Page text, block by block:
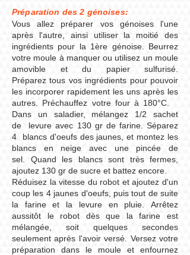
Préparation des 2 génoises:
Vous allez préparer vos génoises l'une
après l'autre, ainsi utiliser la moitié des
ingrédients pour la 1ère génoise. Beurrez
votre moule à manquer ou utilisez un moule
amovible et du papier sulfurisé.
Préparez tous vos ingrédients pour pouvoir
les incorporer rapidement les uns après les
autres. Préchauffez votre four à 180°C. ​
Dans un saladier, mélangez 1/2 sachet
de levure avec 130 gr de farine.​ Séparez
4 blancs d'oeufs des jaunes, et montez les
blancs en neige avec une pincée de
sel. Quand les blancs sont très fermes,
ajoutez 130 gr de sucre et battez encore.​
Réduisez la vitesse du robot et ajoutez d'un
coup les 4 jaunes d'oeufs, puis tout de suite
la farine et la levure en pluie. Arrêtez
aussitôt le robot dès que la farine est
mélangée, soit quelques secondes
seulement après l'avoir versé. Versez votre
préparation dans le moule et enfournez